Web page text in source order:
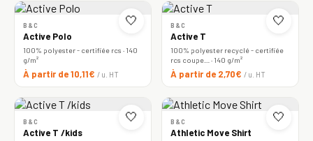
🤍
B&C
Active Polo
100% polyester - certifiée rcs · 140
g/m²
À partir de 10,11€ / u. HT
🤍
B&C
Active T
100% polyester recyclé - certifiée
rcs coupe… · 140 g/m²
À partir de 2,70€ / u. HT
🤍
B&C
Active T /kids
🤍
B&C
Athletic Move Shirt